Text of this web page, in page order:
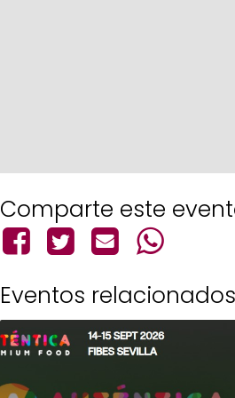
Comparte este
Eventos relacionados